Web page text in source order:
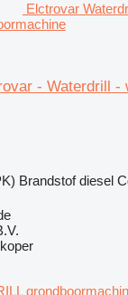
Elctrovar
- Waterdrill -
Brandstof diesel